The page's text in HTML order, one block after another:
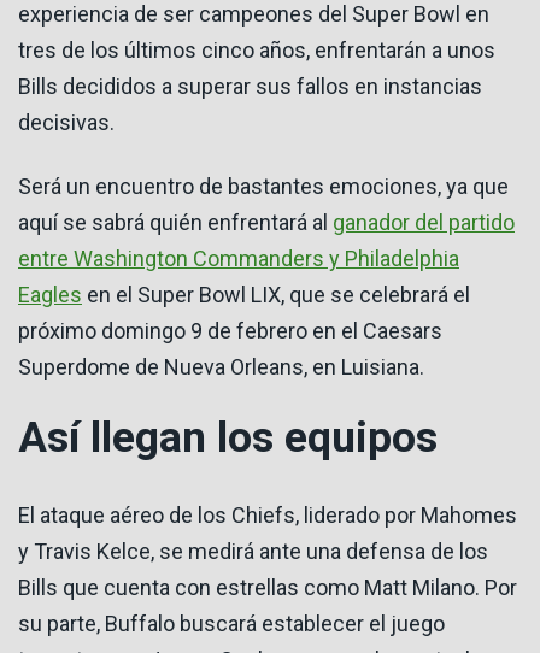
experiencia de ser campeones del Super Bowl en
tres de los últimos cinco años, enfrentarán a unos
Bills decididos a superar sus fallos en instancias
decisivas.
Será un encuentro de bastantes emociones, ya que
aquí se sabrá quién enfrentará al ganador del partido
entre Washington Commanders y Philadelphia
Eagles en el Super Bowl LIX, que se celebrará el
próximo domingo 9 de febrero en el Caesars
Superdome de Nueva Orleans, en Luisiana.
Así llegan los equipos
El ataque aéreo de los Chiefs, liderado por Mahomes
y Travis Kelce, se medirá ante una defensa de los
Bills que cuenta con estrellas como Matt Milano. Por
su parte, Buffalo buscará establecer el juego